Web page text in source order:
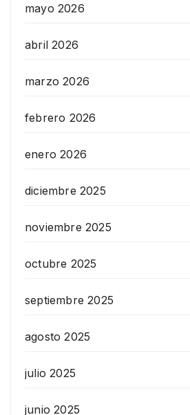
mayo 2026
abril 2026
marzo 2026
febrero 2026
enero 2026
diciembre 2025
noviembre 2025
octubre 2025
septiembre 2025
agosto 2025
julio 2025
junio 2025